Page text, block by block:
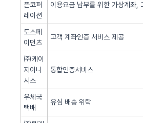
픈코퍼
레이션
이용요금 납부를 위한 가상계좌,
토스페
이먼츠
고객 계좌인증 서비스 제공
㈜케이
지이니
시스
통합인증서비스
우체국
택배
유심 배송 위탁